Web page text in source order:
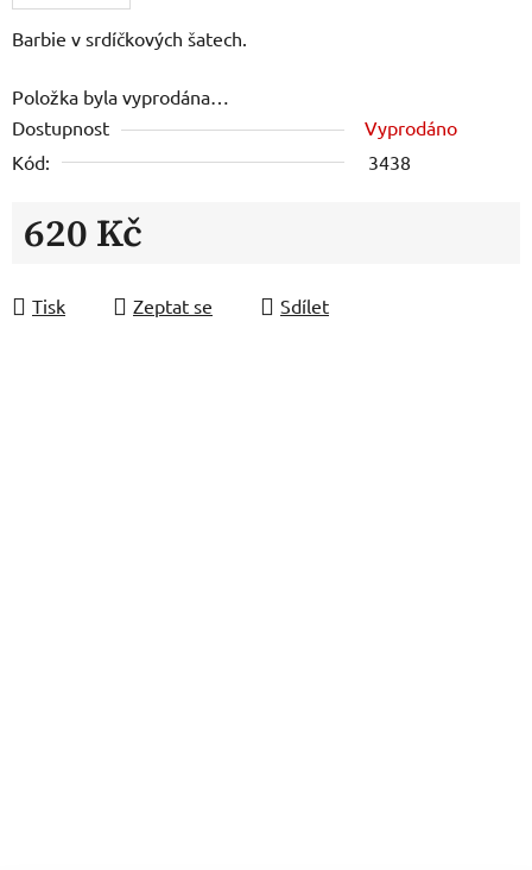
Barbie v srdíčkových šatech.
Položka byla vyprodána…
Dostupnost
Vyprodáno
Kód:
3438
620 Kč
Tisk
Zeptat se Sdílet